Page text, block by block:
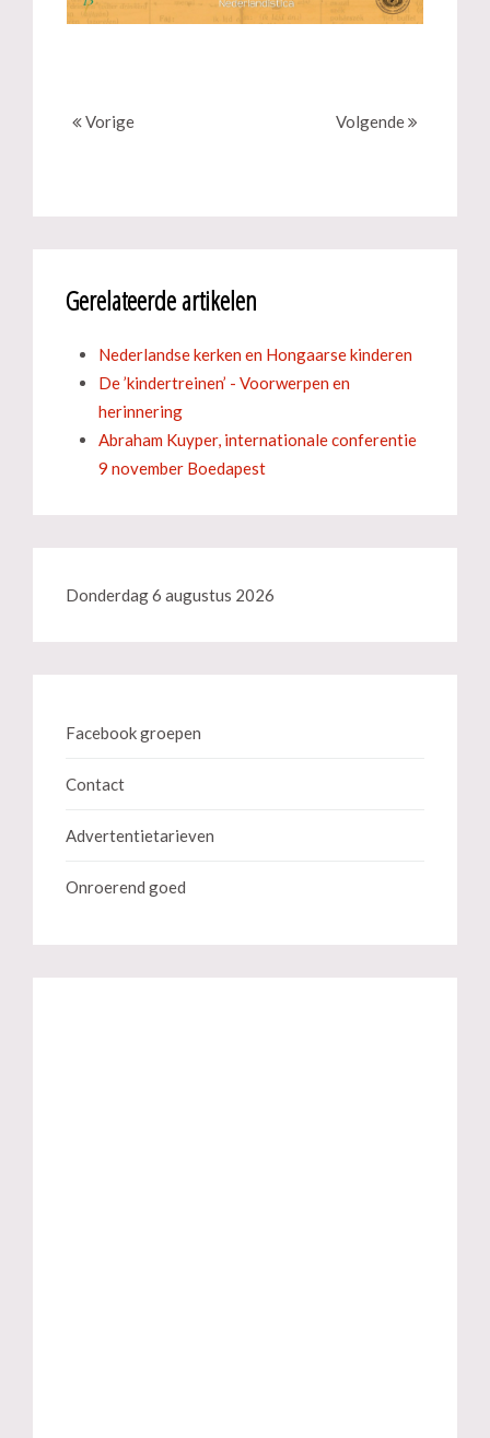
Vorige Volgende
Gerelateerde artikelen
Nederlandse kerken en Hongaarse kinderen
De ’kindertreinen’ - Voorwerpen en
herinnering
Abraham Kuyper, internationale conferentie
9 november Boedapest
Donderdag 6 augustus 2026
Facebook groepen
Contact
Advertentietarieven
Onroerend goed